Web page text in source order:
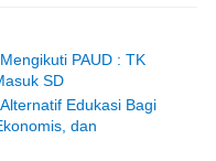
PAUD : TK
SD
Edukasi Bagi
dan